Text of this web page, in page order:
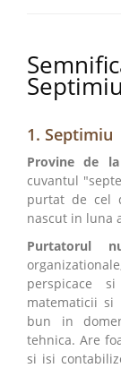
Septimiu
1. Septimiu
Provine de
cuvantul
purtat de cel
nascut in luna
Purtatorul
perspicace
matematicii
bun in
tehnica. Are
si isi